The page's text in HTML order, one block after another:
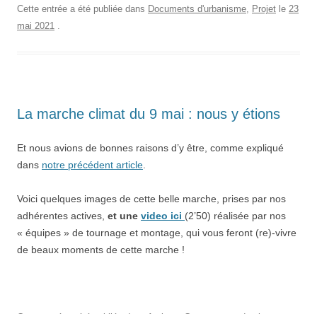
Cette entrée a été publiée dans Documents d'urbanisme, Projet le 23
mai 2021 .
La marche climat du 9 mai : nous y étions
Et nous avions de bonnes raisons d’y être, comme expliqué
dans notre précédent article
Voici quelques images de cette belle marche, prises par nos
adhérentes actives, et une video ici (2’50) réalisée par nos
« équipes » de tournage et montage, qui vous feront (re)-vivre
de beaux moments de cette marche !